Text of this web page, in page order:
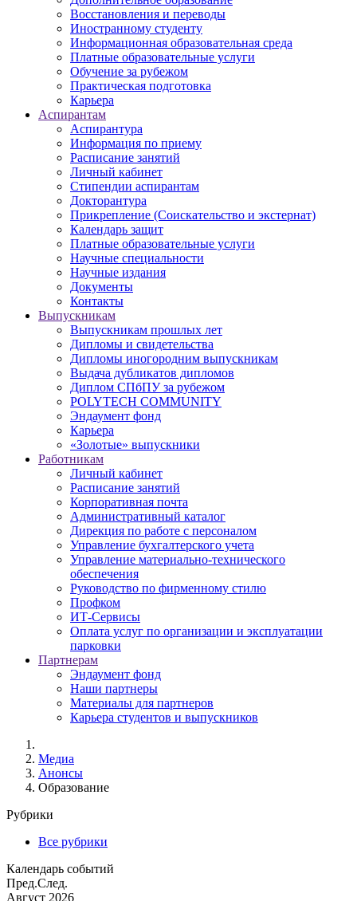
Восстановления и переводы
Иностранному студенту
Информационная образовательная среда
Платные образовательные услуги
Обучение за рубежом
Практическая подготовка
Карьера
Аспирантам
Аспирантура
Информация по приему
Расписание занятий
Личный кабинет
Стипендии аспирантам
Докторантура
Прикрепление (Соискательство и экстернат)
Календарь защит
Платные образовательные услуги
Научные специальности
Научные издания
Документы
Контакты
Выпускникам
Выпускникам прошлых лет
Дипломы и свидетельства
Дипломы иногородним выпускникам
Выдача дубликатов дипломов
Диплом СПбПУ за рубежом
POLYTECH COMMUNITY
Эндаумент фонд
Карьера
«Золотые» выпускники
Работникам
Личный кабинет
Расписание занятий
Корпоративная почта
Административный каталог
Дирекция по работе с персоналом
Управление бухгалтерского учета
Управление материально-технического
обеспечения
Руководство по фирменному стилю
Профком
ИТ-Сервисы
Оплата услуг по организации и эксплуатации
парковки
Партнерам
Эндаумент фонд
Наши партнеры
Материалы для партнеров
Карьера студентов и выпускников
Медиа
Анонсы
Образование
Рубрики
Все рубрики
Календарь событий
Пред.След.
Август 2026